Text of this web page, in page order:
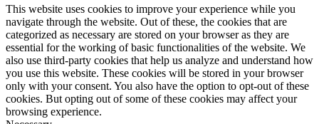
This website uses cookies to improve your experience while you
navigate through the website. Out of these, the cookies that are
categorized as necessary are stored on your browser as they are
essential for the working of basic functionalities of the website. We
also use third-party cookies that help us analyze and understand how
you use this website. These cookies will be stored in your browser
only with your consent. You also have the option to opt-out of these
cookies. But opting out of some of these cookies may affect your
browsing experience.